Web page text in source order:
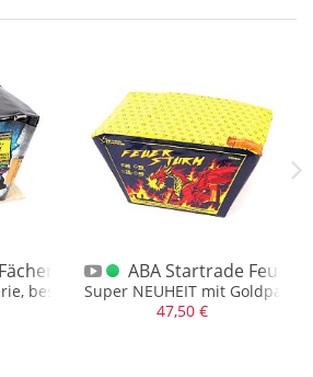
besteht nur aus starkem Finale
ABA Startrade
Super NEUHEIT mit
47,50 €